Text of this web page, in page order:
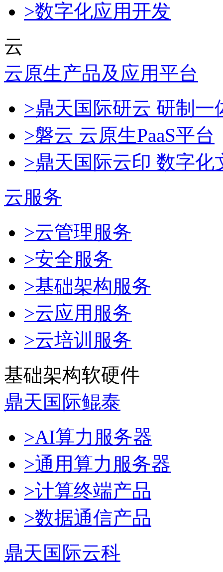
>数字化应用开发
云
云原生产品及应用平台
>鼎天国际研云 研制
>磐云 云原生PaaS平台
>鼎天国际云印 数字化
云服务
>云管理服务
>安全服务
>基础架构服务
>云应用服务
>云培训服务
基础架构软硬件
鼎天国际鲲泰
>AI算力服务器
>通用算力服务器
>计算终端产品
>数据通信产品
鼎天国际云科